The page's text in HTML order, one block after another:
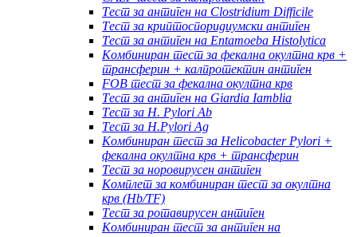
Тест за антиген на Clostridium Difficile
Тест за криптоспоридиумски антиген
Тест за антиген на Entamoeba Histolytica
Комбиниран тест за фекална окултна крв +
трансферин + калпротектин антиген
FOB тест за фекална окултна крв
Тест за антиген на Giardia Iamblia
Тест за H. Pylori Ab
Тест за H.Pylori Ag
Комбиниран тест за Helicobacter Pylori +
фекална окултна крв + трансферин
Тест за норовирусен антиген
Комплет за комбиниран тест за окултна
крв (Hb/TF)
Тест за ротавирусен антиген
Комбиниран тест за антиген на